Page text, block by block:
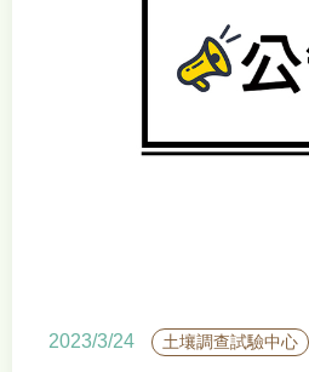
2023/3/24 土壤調查試驗中心